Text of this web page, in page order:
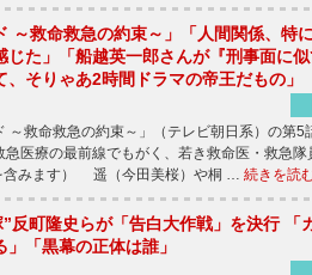
～救命救急の約束～」「人間関係、特
じた」「船越英一郎さんが『刑事面に
、そりゃあ2時間ドラマの帝王だもの」
救命救急の約束～」（テレビ朝日系）の第5
医療の最前線でもがく、若き救命医・救急隊
含みます） 遥（今田美桜）や桐 … 続きを読
反町隆史らが「告白大作戦」を決行 「
「黒幕の正体は誰」